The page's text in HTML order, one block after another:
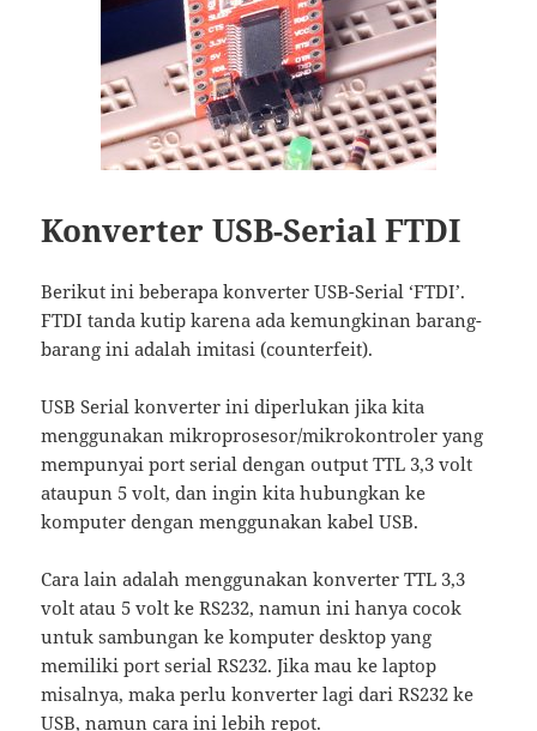
Konverter USB-Serial FTDI
Berikut ini beberapa konverter USB-Serial ‘FTDI’.
FTDI tanda kutip karena ada kemungkinan barang-
barang ini adalah imitasi (counterfeit).
USB Serial konverter ini diperlukan jika kita
menggunakan mikroprosesor/mikrokontroler yang
mempunyai port serial dengan output TTL 3,3 volt
ataupun 5 volt, dan ingin kita hubungkan ke
komputer dengan menggunakan kabel USB.
Cara lain adalah menggunakan konverter TTL 3,3
volt atau 5 volt ke RS232, namun ini hanya cocok
untuk sambungan ke komputer desktop yang
memiliki port serial RS232. Jika mau ke laptop
misalnya, maka perlu konverter lagi dari RS232 ke
USB, namun cara ini lebih repot.